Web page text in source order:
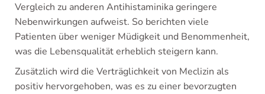
Vergleich zu anderen Antihistaminika geringere
Nebenwirkungen aufweist. So berichten viele
Patienten über weniger Müdigkeit und Benommenheit,
was die Lebensqualität erheblich steigern kann.
Zusätzlich wird die Verträglichkeit von Meclizin als
positiv hervorgehoben, was es zu einer bevorzugten